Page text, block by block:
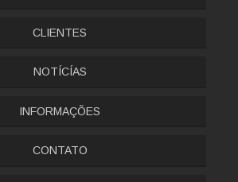
CLIENTES
NOTÍCÍAS
INFORMAÇÕES
CONTATO